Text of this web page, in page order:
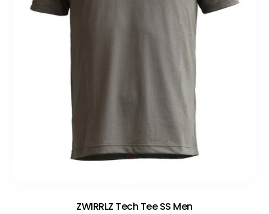
ZWIRRLZ Tech Tee SS Men